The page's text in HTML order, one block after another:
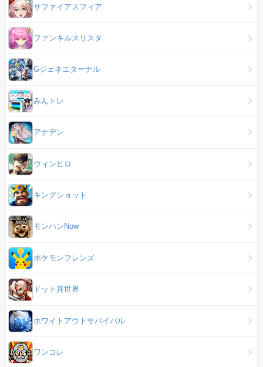
サファイアスフィア
ファンキルスリスタ
Gジェネエターナル
みんトレ
アナデン
ウィンヒロ
キングショット
モンハンNow
ポケモンフレンズ
ドット異世界
ホワイトアウトサバイバル
ワンコレ